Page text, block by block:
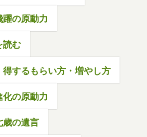
の原動力
読む
するもらい方・増やし方
の原動力
の遺言